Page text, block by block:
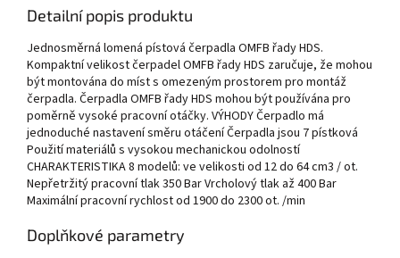
Detailní popis produktu
Jednosměrná lomená pístová čerpadla OMFB řady HDS.
Kompaktní velikost čerpadel OMFB řady HDS zaručuje, že mohou
být montována do míst s omezeným prostorem pro montáž
čerpadla. Čerpadla OMFB řady HDS mohou být používána pro
poměrně vysoké pracovní otáčky. VÝHODY Čerpadlo má
jednoduché nastavení směru otáčení Čerpadla jsou 7 pístková
Použití materiálů s vysokou mechanickou odolností
CHARAKTERISTIKA 8 modelů: ve velikosti od 12 do 64 cm3 / ot.
Nepřetržitý pracovní tlak 350 Bar Vrcholový tlak až 400 Bar
Maximální pracovní rychlost od 1900 do 2300 ot. /min
Doplňkové parametry